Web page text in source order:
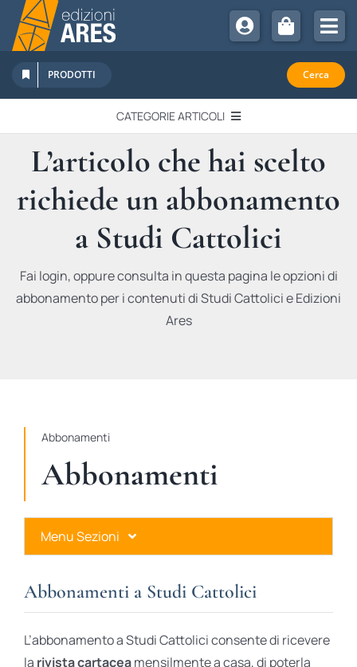
Salta
contenuto
Chi Siamo
Sostienici
Abbonamenti
Promozioni
Newsletter
PRODOTTI Cerca
CATEGORIE ARTICOLI
EDITORIALI
IN QUESTO NUMERO
RECENSIONI
L’articolo che hai scelto
richiede un abbonamento
a Studi Cattolici
Fai login, oppure consulta in questa pagina le opzioni di
abbonamento per i contenuti di Studi Cattolici e Edizioni
Ares
Abbonamenti
Abbonamenti
Menu Sezioni
Ares Gold
Ares Digital
Abbonamenti a Studi Cattolici
L’abbonamento a Studi Cattolici consente di ricevere
la rivista cartaceamensilmente a casa, di poterla